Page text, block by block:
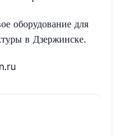
оборудование для
в Дзержинске.